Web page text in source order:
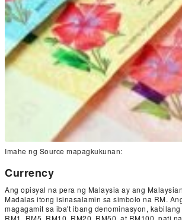
Imahe ng Source mapagkukunan:
Currency
Ang opisyal na pera ng Malaysia ay ang
Madalas itong isinasalamin sa simbolo na RM.
magagamit sa iba't ibang denominasyon,
RM1, RM5, RM10, RM20, RM50, at RM100, pati